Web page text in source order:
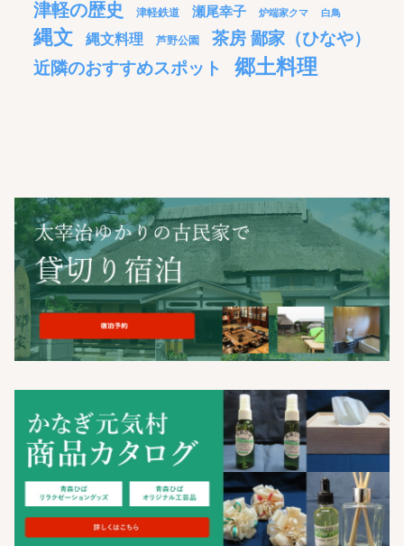
津軽の歴史
津軽鉄道 瀬尾幸子 炉端家クマ 白鳥
縄文 縄文料理 芦野公園
茶房 鄙家（ひなや）
近隣のおすすめスポット
郷土料理